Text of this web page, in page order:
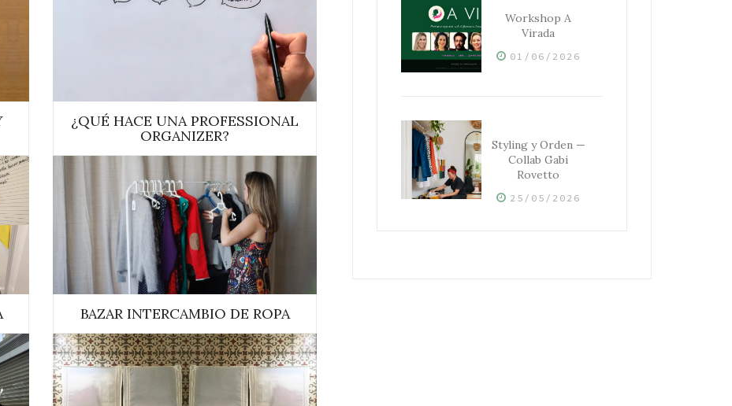
¿QUÉ HACE UNA PROFESSIONAL
ORGANIZER?
BAZAR INTERCAMBIO DE ROPA
Workshop A
Virada
01/06/2026
Styling y Orden —
Collab Gabi
Rovetto
25/05/2026